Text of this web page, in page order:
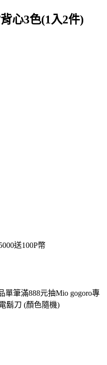
心3色(1入2件)
送100P幣
單筆滿888元抽Mio gogoro專
鬍刀 (顏色隨機)